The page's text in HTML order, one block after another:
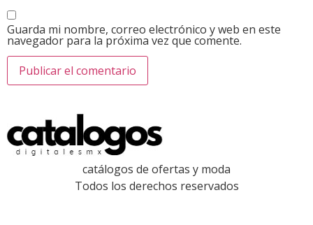
Guarda mi nombre, correo electrónico y web en este
navegador para la próxima vez que comente.
catálogos de ofertas y moda
Todos los derechos reservados